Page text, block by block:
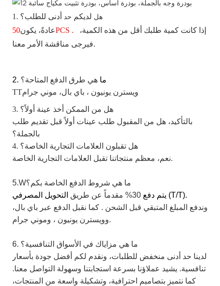
1. هل لديكم حد أدنى للطلب؟
عادةً، يكون50 PCS . إذا كانت كمية طلبك أقل من هذه الكمية،
فيرجى مناقشة الأمر معنا.
2. ما هي طرق الدفع المتاحة؟
TT
ويسترن يونيون ، باي بال، موني جرام
3. هل من الممكن أخذ عينة أولاً؟
بالتأكيد، هل من المقبول طلب عينات أولاً قبل تقديم طلب
بالجملة؟
4. هل تقبلون العلامات التجارية الخاصة؟
نعم، معظم منتجاتنا تقبل العلامات التجارية الخاصة.
5.W ما هي شروط الدفع الخاصة بكم؟
يتم دفع 30% مقدماً عن طريق
التحويل المصرفي (T/T).
وندفع المبلغ المتبقي قبل الشحن . كما نقبل الدفع عبر باي بال،
وويسترن يونيون ، وموني جرام.
6. ما هي مزاياك في الأسواق التنافسية؟
لدينا حد أدنى منخفض للطلبات، ونقدم لكم أفضل جودة بأسعار
تنافسية. يشيد عملاؤنا بسرعة استجابتنا وسهولة التواصل معنا.
كما نتميز بتصاميم احترافية، وتشكيلة واسعة من المنتجات،